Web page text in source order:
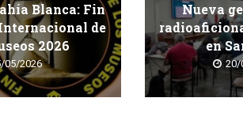
Blanca: Fin
de
2026
05/2026
Nueva
en
20/